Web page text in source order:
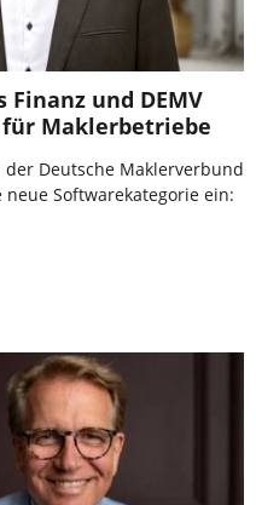
Finanz und DEMV
Maklerbetriebe
Deutsche Maklerverbund
neue Softwarekategorie ein: